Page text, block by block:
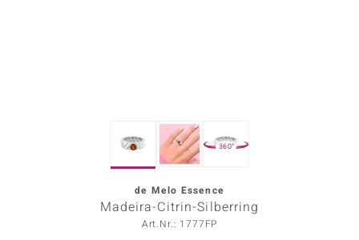
360°
de Melo Essence
Madeira-Citrin-Silberring
Art.Nr.: 1777FP